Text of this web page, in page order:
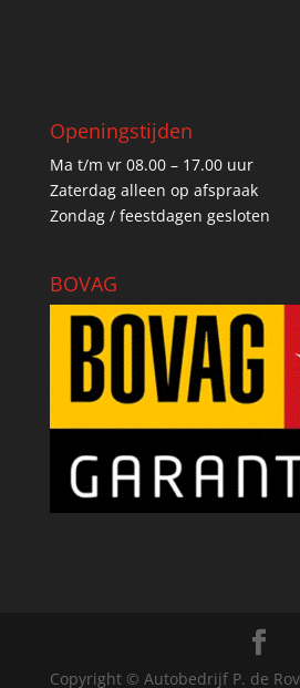
Openingstijden
Ma t/m vr 08.00 – 17.00 uur
Zaterdag alleen op afspraak
Zondag / feestdagen gesloten
BOVAG
Copyright © Autobedrijf P. de